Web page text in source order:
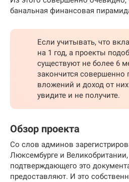
банальная финансовая
Если учитывать, что
на 1 год, а проекты
существуют не более 6
закончится совершенно
вложений и доход от
увидите и не получите.
Обзор проекта
Со слов админов
Люксембурге и
подтверждающего это
предоставляют. И это